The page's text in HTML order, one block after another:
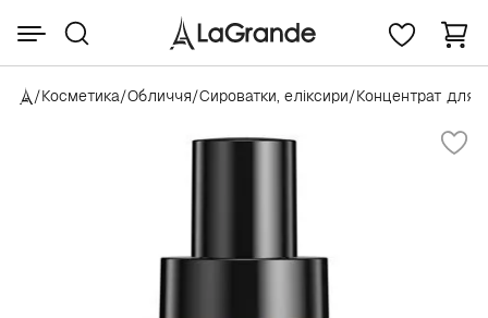
/Косметика/Обличчя/Сироватки, еліксири/Концентрат для